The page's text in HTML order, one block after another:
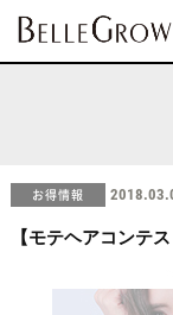
お得情報
【モテヘアコンテ